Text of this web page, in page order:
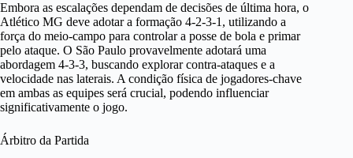
Embora as escalações dependam de decisões de última hora, o
Atlético MG deve adotar a formação 4-2-3-1, utilizando a
força do meio-campo para controlar a posse de bola e primar
pelo ataque. O São Paulo provavelmente adotará uma
abordagem 4-3-3, buscando explorar contra-ataques e a
velocidade nas laterais. A condição física de jogadores-chave
em ambas as equipes será crucial, podendo influenciar
significativamente o jogo.
Árbitro da Partida